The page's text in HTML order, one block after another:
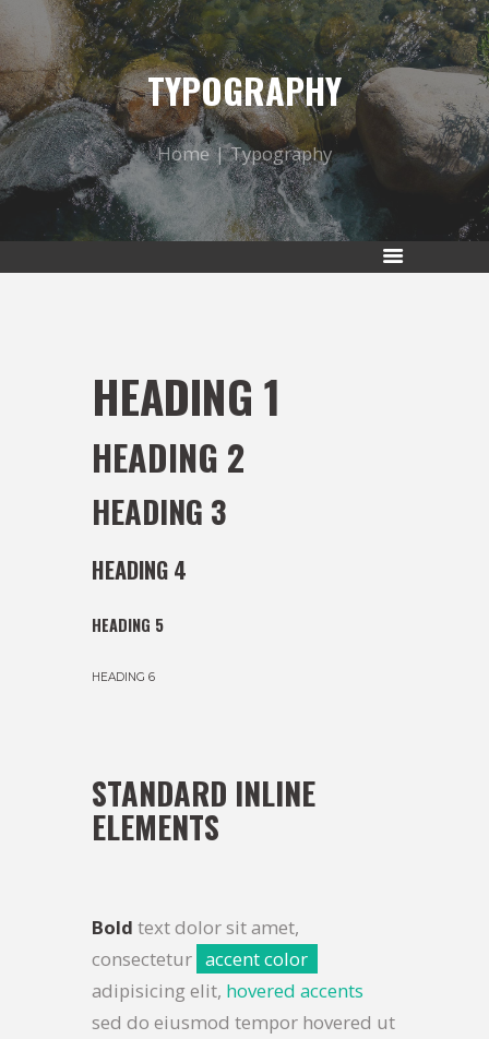
TYPOGRAPHY
Home Typography
HEADING 1
HEADING 2
HEADING 3
HEADING 4
HEADING 5
HEADING 6
STANDARD INLINE
ELEMENTS
Bold text dolor sit amet,
consectetur accent color
adipisicing elit, hovered accents
sed do eiusmod tempor hovered ut